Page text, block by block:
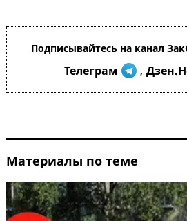
Подписывайтесь на канал
Телеграм ,
Материалы по теме